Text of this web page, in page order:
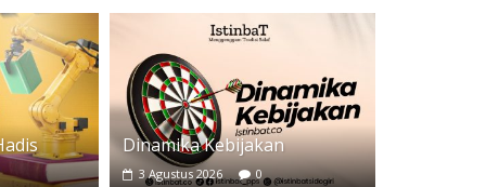
Dinamika Kebijakan
3 Agustus 2026 0